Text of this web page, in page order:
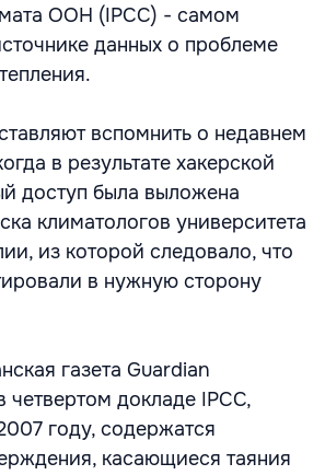
ООН (IPCC) - самом
данных о проблеме
вспомнить о недавнем
в результате хакерской
доступ была выложена
климатологов университета
из которой следовало, что
в нужную сторону
газета Guardian
четвертом докладе IPCC,
году, содержатся
касающиеся таяния